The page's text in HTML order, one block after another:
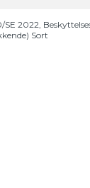
2022,
Sort